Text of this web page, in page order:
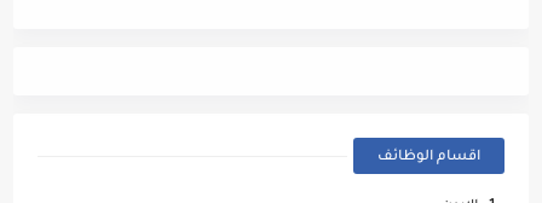
اقسام الوظائف